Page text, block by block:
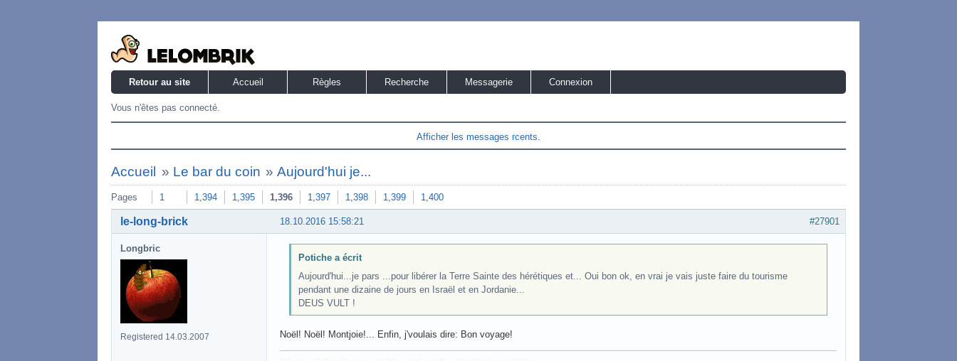
Retour au site Accueil Règles Recherche Messagerie Connexion
Vous n'êtes pas connecté.
Afficher les messages rcents.
Accueil » Le bar du coin »Aujourd'hui je...
Pages 1 1,394 1,395 1,396 1,397 1,398 1,399 1,400
#27901
18.10.2016 15:58:21
le-long-brick
Longbric
Registered 14.03.2007
Potiche a écrit
Aujourd'hui...je pars ...pour libérer la Terre Sainte des hérétiques et... Oui bon ok, en vrai je vais juste faire du tourisme
pendant une dizaine de jours en Israël et en Jordanie...
DEUS VULT !
Noël! Noël! Montjoie!... Enfin, j'voulais dire: Bon voyage!